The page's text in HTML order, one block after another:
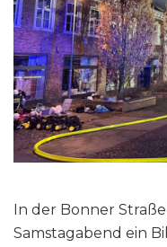
In der Bonner
Samstagabend ein